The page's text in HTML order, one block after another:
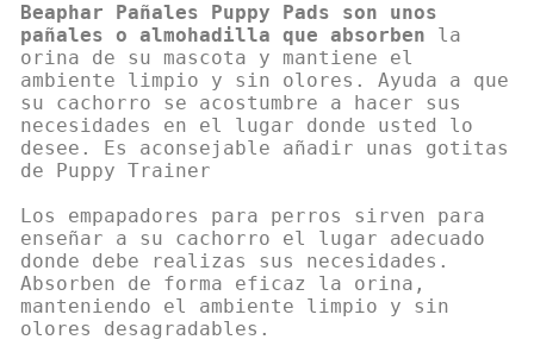
Beaphar Pañales Puppy Pads
son unos
pañales o almohadilla que absorben la
orina de su mascota y mantiene el
ambiente limpio y sin olores. Ayuda a que
su cachorro se acostumbre a hacer sus
necesidades en el lugar donde usted lo
desee. Es aconsejable añadir unas gotitas
de Puppy Trainer
Los empapadores para perros sirven para
enseñar a su cachorro el lugar adecuado
donde debe realizas sus necesidades.
Absorben de forma eficaz la orina,
manteniendo el ambiente limpio y sin
olores desagradables.